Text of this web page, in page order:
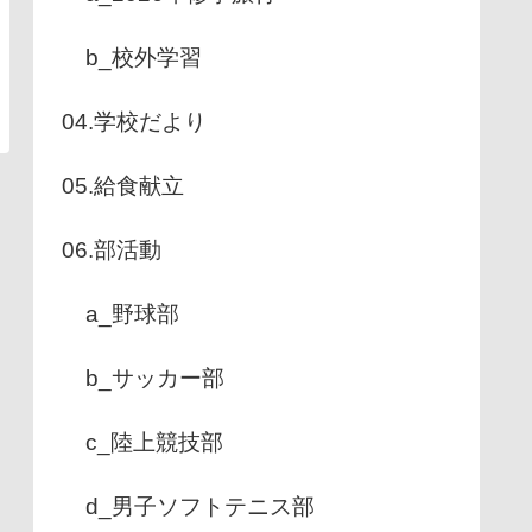
b_校外学習
04.学校だより
05.給食献立
06.部活動
a_野球部
b_サッカー部
c_陸上競技部
d_男子ソフトテニス部